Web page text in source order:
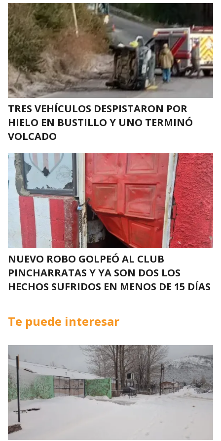
TRES VEHÍCULOS DESPISTARON POR
HIELO EN BUSTILLO Y UNO TERMINÓ
VOLCADO
NUEVO ROBO GOLPEÓ AL CLUB
PINCHARRATAS Y YA SON DOS LOS
HECHOS SUFRIDOS EN MENOS DE 15 DÍAS
Te puede interesar